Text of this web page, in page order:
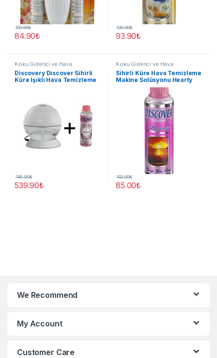
84.90₺
100.00₺
93.90₺
120.00₺
Koku Giderici ve Hava
Temizleyici
Discovery Discover Sihirli
Küre Işıklı Hava Temizleme
539.90₺
749.90₺
Koku Giderici ve Hava
Temizleyici
Sihirli Küre Hava Temizleme
Makine Solüsyonu Hearty
85.00₺
100.00₺
We Recommend
My Account
Customer Care